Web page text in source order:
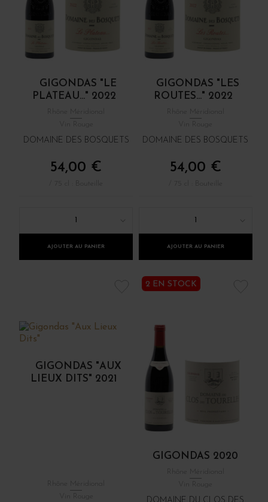
GIGONDAS "LE
PLATEAU..." 2022
DOMAINE DES BOSQUETS
54,00 €
1
AJOUTER AU PANIER
GIGONDAS "LES
ROUTES..." 2022
DOMAINE DES BOSQUETS
54,00 €
1
AJOUTER AU PANIER
GIGONDAS "AUX
LIEUX DITS" 2021
2 EN STOCK
GIGONDAS 2020